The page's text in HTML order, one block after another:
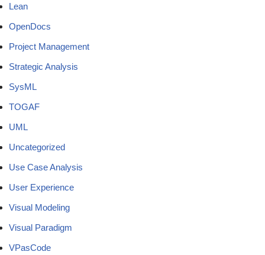
Lean
OpenDocs
Project Management
Strategic Analysis
SysML
TOGAF
UML
Uncategorized
Use Case Analysis
User Experience
Visual Modeling
Visual Paradigm
VPasCode